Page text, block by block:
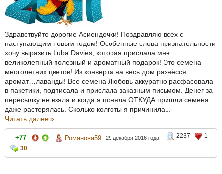
Здравствуйте дорогие Асиендочки! Поздравляю всех с
наступающим новым годом! Особенные слова признательности
хочу выразить Luba Davies, которая прислала мне
великолепный полезный и ароматный подарок! Это семена
многолетних цветов! Из конверта на весь дом разнёсся
аромат…лаванды! Все семена Любовь аккуратно расфасовала
в пакетики, подписала и прислала заказным письмом. Денег за
пересылку не взяла и когда я поняла ОТКУДА пришли семена…
даже растерялась. Сколько колготы я причинила...
Читать далее»
+77 Романова59 29 декабря 2016 года 2237
1
30